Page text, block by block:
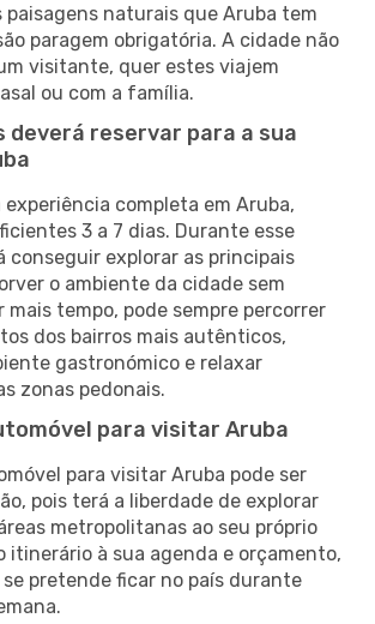
paisagens naturais que Aruba tem
paragem obrigatória. A cidade não
visitante, quer estes viajem
ou com a família.
deverá reservar para a sua
experiência completa em Aruba,
3 a 7 dias. Durante esse
conseguir explorar as principais
o ambiente da cidade sem
mais tempo, pode sempre percorrer
dos bairros mais autênticos,
gastronómico e relaxar
zonas pedonais.
para visitar Aruba
para visitar Aruba pode ser
pois terá a liberdade de explorar
metropolitanas ao seu próprio
itinerário à sua agenda e orçamento,
pretende ficar no país durante